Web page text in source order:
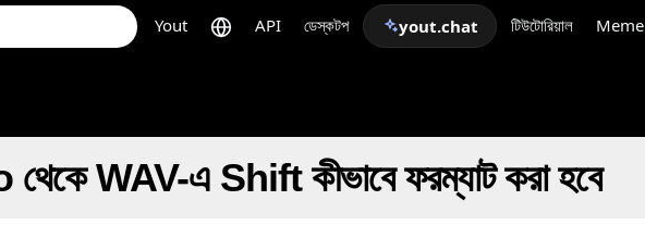
Yout API ডেস্কটপ yout.chat টিউটোরিয়াল Meme
WAV-এ Shift কীভাবে ফরম্যাট করা হবে